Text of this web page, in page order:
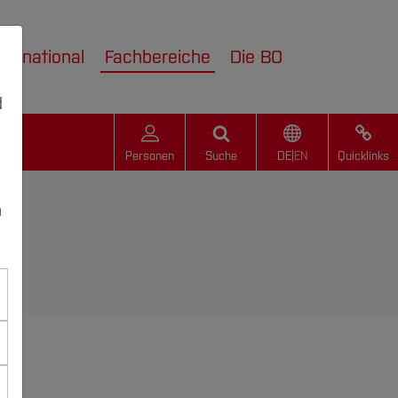
Fachbereiche Die BO
Personen Suche DE| EN Quicklinks